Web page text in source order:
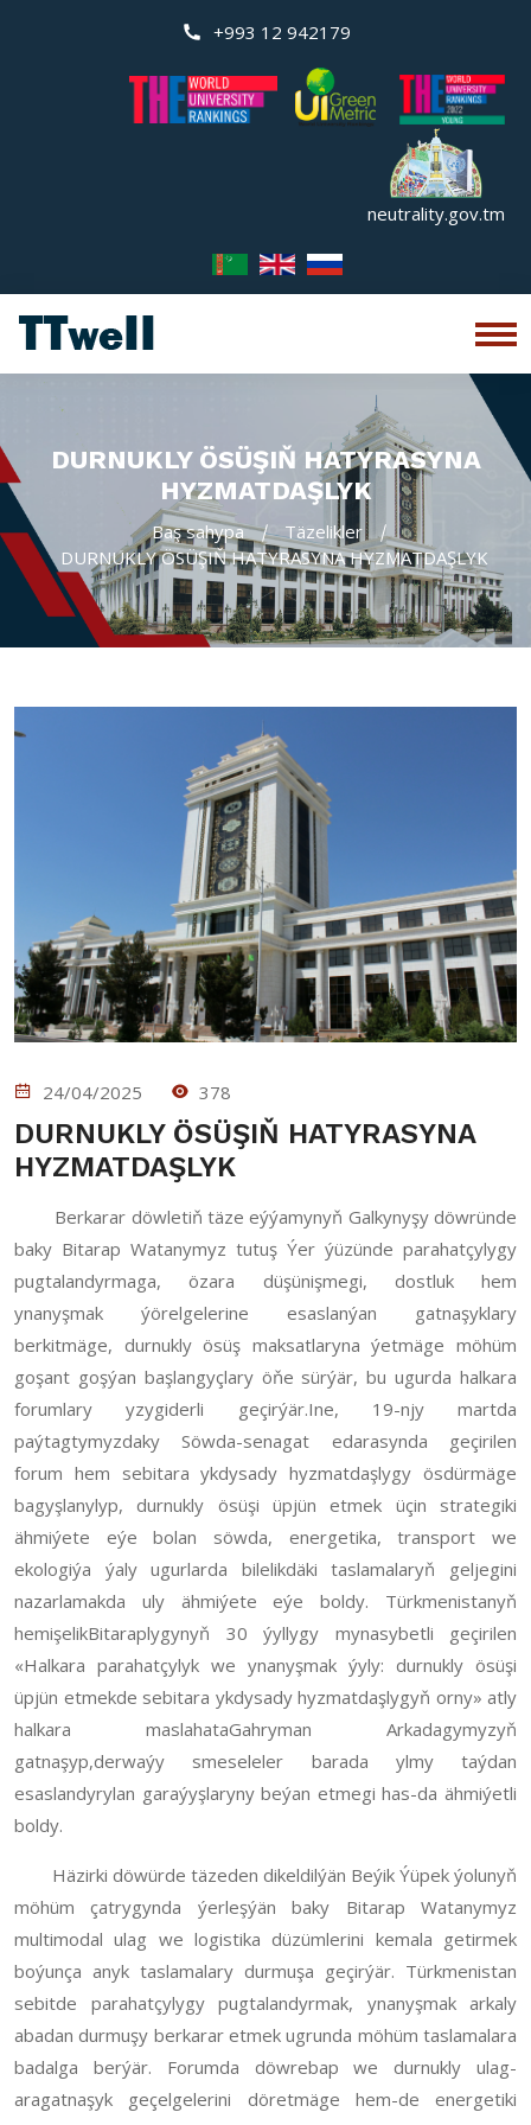
+993 12 942179
neutrality.gov.tm
DURNUKLY ÖSÜŞIŇ HATYRASYNA
HYZMATDAŞLYK
Baş sahypa
Täzelikler
DURNUKLY ÖSÜŞIŇ HATYRASYNA HYZMATDAŞLYK
24/04/2025 378
DURNUKLY ÖSÜŞIŇ HATYRASYNA
HYZMATDAŞLYK
Berkarar döwletiň täze eýýamynyň Galkynyşy döwründe
baky Bitarap Watanymyz tutuş Ýer ýüzünde parahatçylygy
pugtalandyrmaga, özara düşünişmegi, dostluk hem
ynanyşmak ýörelgelerine esaslanýan gatnaşyklary
berkitmäge, durnukly ösüş maksatlaryna ýetmäge möhüm
goşant goşýan başlangyçlary öňe sürýär, bu ugurda halkara
forumlary yzygiderli geçirýär.Ine, 19-njy martda
paýtagtymyzdaky Söwda-senagat edarasynda geçirilen
forum hem sebitara ykdysady hyzmatdaşlygy ösdürmäge
bagyşlanylyp, durnukly ösüşi üpjün etmek üçin strategiki
ähmiýete eýe bolan söwda, energetika, transport we
ekologiýa ýaly ugurlarda bilelikdäki taslamalaryň geljegini
nazarlamakda uly ähmiýete eýe boldy. Türkmenistanyň
hemişelikBitaraplygynyň 30 ýyllygy mynasybetli geçirilen
«Halkara parahatçylyk we ynanyşmak ýyly: durnukly ösüşi
üpjün etmekde sebitara ykdysady hyzmatdaşlygyň orny» atly
halkara maslahataGahryman Arkadagymyzyň
gatnaşyp,derwaýy smeseleler barada ylmy taýdan
esaslandyrylan garaýyşlaryny beýan etmegi has-da ähmiýetli
boldy.
Häzirki döwürde täzeden dikeldilýän Beýik Ýüpek ýolunyň
möhüm çatrygynda ýerleşýän baky Bitarap Watanymyz
multimodal ulag we logistika düzümlerini kemala getirmek
boýunça anyk taslamalary durmuşa geçirýär. Türkmenistan
sebitde parahatçylygy pugtalandyrmak, ynanyşmak arkaly
abadan durmuşy berkarar etmek ugrunda möhüm taslamalara
badalga berýär. Forumda döwrebap we durnukly ulag-
aragatnaşyk geçelgelerini döretmäge hem-de energetiki